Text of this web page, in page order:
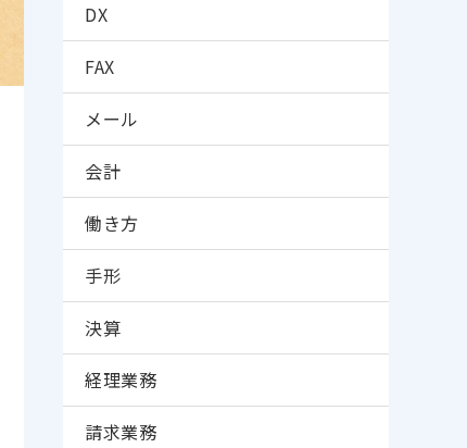
DX
FAX
メール
会計
働き方
手形
決算
経理業務
請求業務